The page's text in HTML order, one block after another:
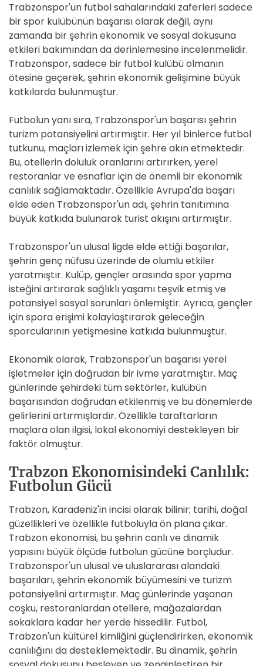
Trabzonspor'un futbol sahalarındaki zaferleri sadece
bir spor kulübünün başarısı olarak değil, aynı
zamanda bir şehrin ekonomik ve sosyal dokusuna
etkileri bakımından da derinlemesine incelenmelidir.
Trabzonspor, sadece bir futbol kulübü olmanın
ötesine geçerek, şehrin ekonomik gelişimine büyük
katkılarda bulunmuştur.
Futbolun yanı sıra, Trabzonspor'un başarısı şehrin
turizm potansiyelini artırmıştır. Her yıl binlerce futbol
tutkunu, maçları izlemek için şehre akın etmektedir.
Bu, otellerin doluluk oranlarını artırırken, yerel
restoranlar ve esnaflar için de önemli bir ekonomik
canlılık sağlamaktadır. Özellikle Avrupa'da başarı
elde eden Trabzonspor'un adı, şehrin tanıtımına
büyük katkıda bulunarak turist akışını artırmıştır.
Trabzonspor'un ulusal ligde elde ettiği başarılar,
şehrin genç nüfusu üzerinde de olumlu etkiler
yaratmıştır. Kulüp, gençler arasında spor yapma
isteğini artırarak sağlıklı yaşamı teşvik etmiş ve
potansiyel sosyal sorunları önlemiştir. Ayrıca, gençler
için spora erişimi kolaylaştırarak geleceğin
sporcularının yetişmesine katkıda bulunmuştur.
Ekonomik olarak, Trabzonspor'un başarısı yerel
işletmeler için doğrudan bir ivme yaratmıştır. Maç
günlerinde şehirdeki tüm sektörler, kulübün
başarısından doğrudan etkilenmiş ve bu dönemlerde
gelirlerini artırmışlardır. Özellikle taraftarların
maçlara olan ilgisi, lokal ekonomiyi destekleyen bir
faktör olmuştur.
Trabzon Ekonomisindeki Canlılık:
Futbolun Gücü
Trabzon, Karadeniz'in incisi olarak bilinir; tarihi, doğal
güzellikleri ve özellikle futboluyla ön plana çıkar.
Trabzon ekonomisi, bu şehrin canlı ve dinamik
yapısını büyük ölçüde futbolun gücüne borçludur.
Trabzonspor'un ulusal ve uluslararası alandaki
başarıları, şehrin ekonomik büyümesini ve turizm
potansiyelini artırmıştır. Maç günlerinde yaşanan
coşku, restoranlardan otellere, mağazalardan
sokaklara kadar her yerde hissedilir. Futbol,
Trabzon'un kültürel kimliğini güçlendirirken, ekonomik
canlılığını da desteklemektedir. Bu dinamik, şehrin